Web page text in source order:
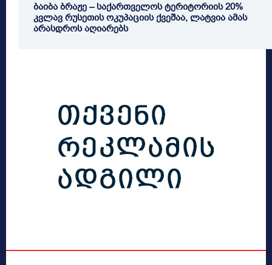
ბაიბა ბრაჟე – საქართველოს ტერიტორიის 20%
კვლავ რუსეთის ოკუპაციის ქვეშაა, ლატვია ამას
არასდროს აღიარებს